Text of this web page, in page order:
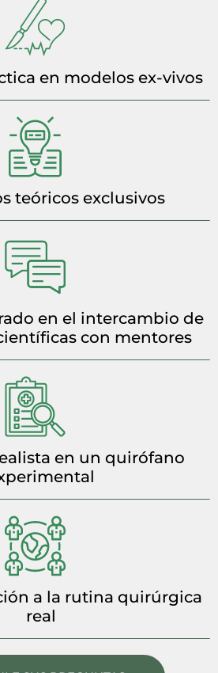
en modelos ex-vivos
teóricos exclusivos
en el intercambio de
con mentores
en un quirófano
a la rutina quirúrgica
real